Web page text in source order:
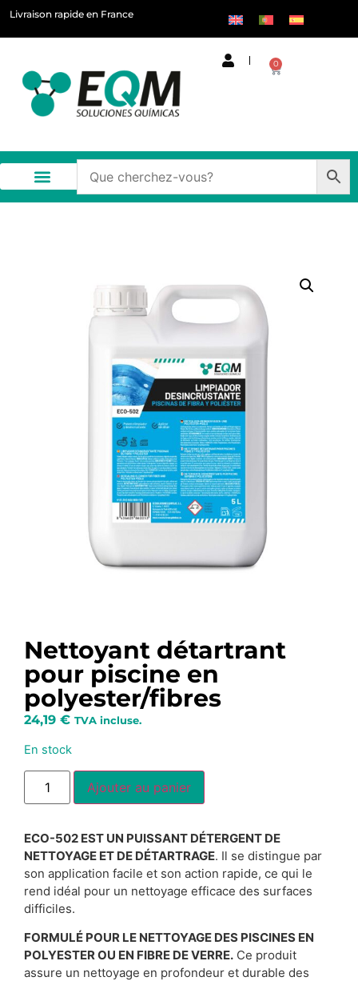
Livraison rapide en France
0
Nettoyant détartrant
pour piscine en
polyester/fibres
24,19 € TVA incluse.
En stock
Ajouter au panier
ECO-502 EST UN PUISSANT DÉTERGENT DE
NETTOYAGE ET DE DÉTARTRAGE. Il se distingue par
son application facile et son action rapide, ce qui le
rend idéal pour un nettoyage efficace des surfaces
difficiles.
FORMULÉ POUR LE NETTOYAGE DES PISCINES EN
POLYESTER OU EN FIBRE DE VERRE. Ce produit
assure un nettoyage en profondeur et durable des